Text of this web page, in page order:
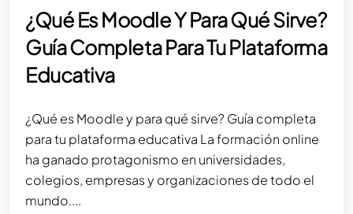
¿Qué Es Moodle Y Para Qué Sirve?
Guía Completa Para Tu Plataforma
Educativa
¿Qué es Moodle y para qué sirve? Guía completa
para tu plataforma educativa La formación online
ha ganado protagonismo en universidades,
colegios, empresas y organizaciones de todo el
mundo....